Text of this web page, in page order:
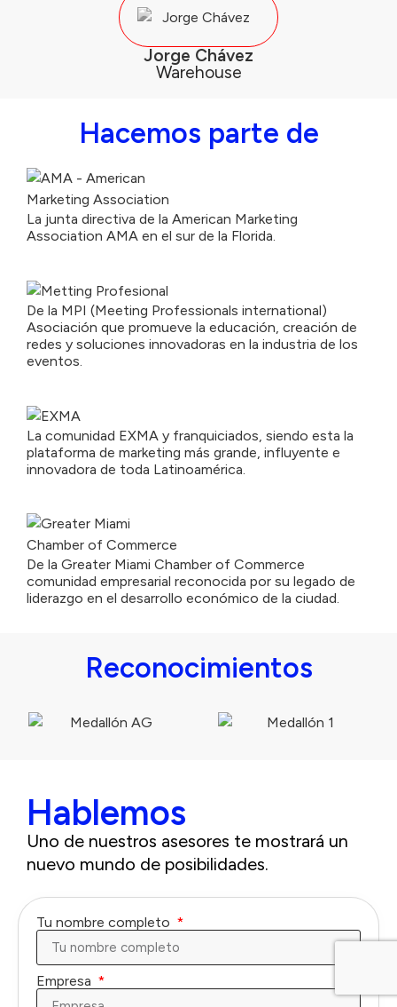
Jorge Chávez
Warehouse
Hacemos parte de
La junta directiva de la American Marketing
Association AMA en el sur de la Florida.
De la MPI (Meeting Professionals international)
Asociación que promueve la educación, creación de
redes y soluciones innovadoras en la industria de los
eventos.
La comunidad EXMA y franquiciados, siendo esta la
plataforma de marketing más grande, influyente e
innovadora de toda Latinoamérica.
De la Greater Miami Chamber of Commerce
comunidad empresarial reconocida por su legado de
liderazgo en el desarrollo económico de la ciudad.
Reconocimientos
Hablemos
Uno de nuestros asesores te mostrará un
nuevo mundo de posibilidades.
Tu nombre completo
Empresa